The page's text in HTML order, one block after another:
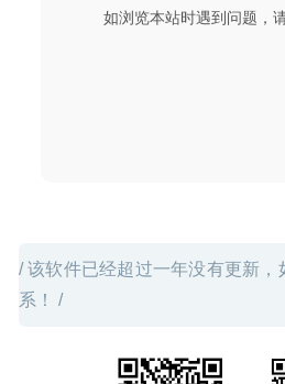
如浏览本站时遇到问题，
/ 该软件已经超过一年没有更新
系！ /
Graveyard Keeper(守墓人)